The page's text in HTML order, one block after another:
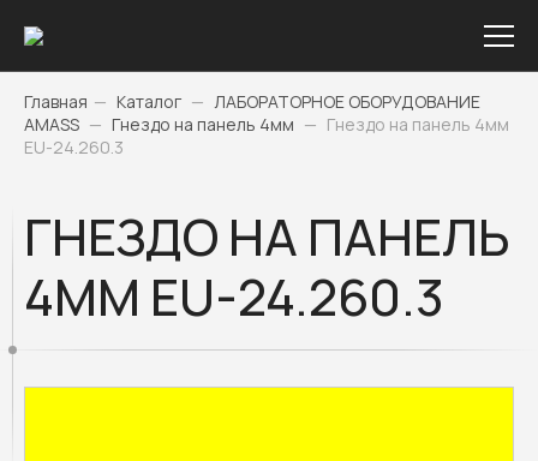
Главная — Каталог — ЛАБОРАТОРНОЕ ОБОРУДОВАНИЕ
AMASS — Гнездо на панель 4мм — Гнездо на панель 4мм
EU-24.260.3
ГНЕЗДО НА ПАНЕЛЬ
4ММ EU-24.260.3